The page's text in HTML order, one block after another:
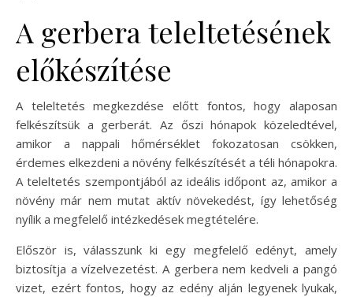
A gerbera teleltetésének
előkészítése
A teleltetés megkezdése előtt fontos, hogy alaposan
felkészítsük a gerberát. Az őszi hónapok közeledtével,
amikor a nappali hőmérséklet fokozatosan csökken,
érdemes elkezdeni a növény felkészítését a téli hónapokra.
A teleltetés szempontjából az ideális időpont az, amikor a
növény már nem mutat aktív növekedést, így lehetőség
nyílik a megfelelő intézkedések megtételére.
Először is, válasszunk ki egy megfelelő edényt, amely
biztosítja a vízelvezetést. A gerbera nem kedveli a pangó
vizet, ezért fontos, hogy az edény alján legyenek lyukak,